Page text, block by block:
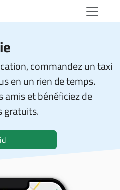
commandez un taxi
en un rien de temps.
amis et bénéficiez de
gratuits.